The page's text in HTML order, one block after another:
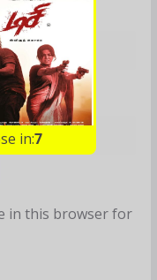
in this browser for
in:6